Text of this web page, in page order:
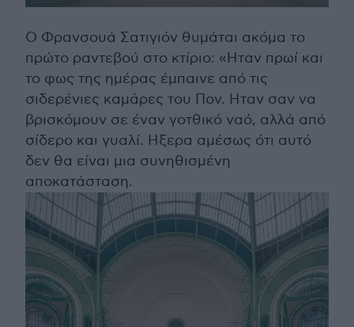
Ο Φρανσουά Σατιγιόν θυμάται ακόμα το
πρώτο ραντεβού στο κτίριο: «Ηταν πρωί και
το φως της ημέρας έμπαινε από τις
σιδερένιες καμάρες του Πον. Ηταν σαν να
βρισκόμουν σε έναν γοτθικό ναό, αλλά από
σίδερο και γυαλί. Ηξερα αμέσως ότι αυτό
δεν θα είναι μια συνηθισμένη
αποκατάσταση.